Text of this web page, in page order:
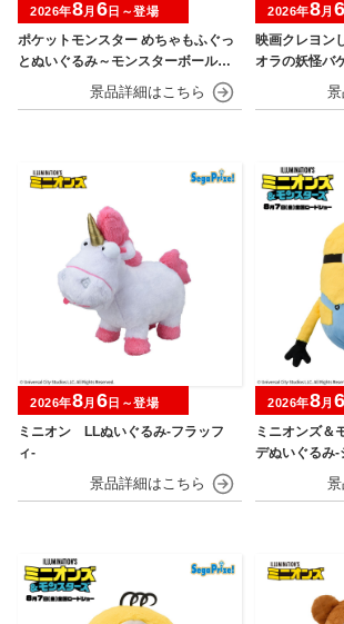
ポケットモンスター めちゃもふぐっ
とぬいぐるみ～モンスターボール・
スーパーボール・ハイパーボール・
マスターボール・プレミアボール～
2026年8月 6日～登場
映画クレヨン
オラの妖怪バ
ぐっとぬい
2026年8月 6
ミニオン LLぬいぐるみ‐フラッフ
ィ‐
2026年8月 6日～登場
ミニオンズ
デぬいぐるみ‐
2026年8月 6